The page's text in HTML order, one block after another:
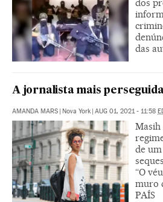
dos
das
A jornalista mais
AMANDA MARS | Nova York | AUG 01, 2021 - 11:58
Masih
de
“O
muro
PAÍS